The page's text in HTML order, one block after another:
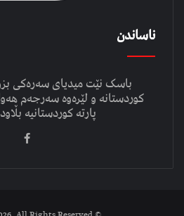
ناساندن
باسک نێت میدیای سەرەکی
کوردستانە و لێرەوە سەرجەم
پارتە کوردستانیە